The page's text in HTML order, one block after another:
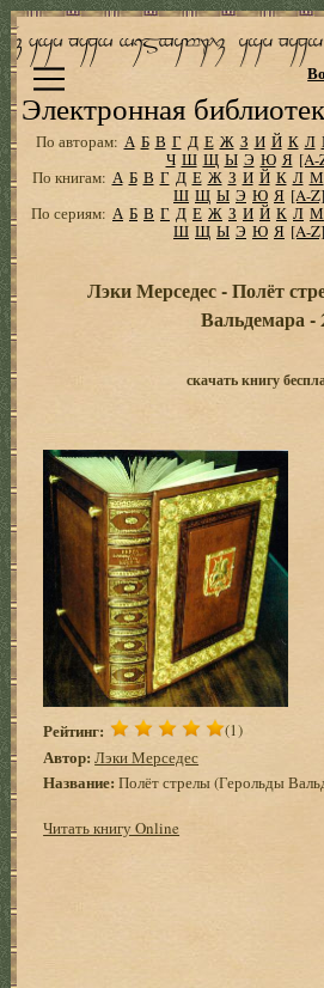
Электронная
По авторам: А Б В Г Д Е Ж З И Й К Л
Ч Ш Щ Ы Э Ю Я [A-
По книгам: А Б В Г Д Е Ж З И Й К Л М
Ш Щ Ы Э Ю Я [A-Z]
По сериям: А Б В Г Д Е Ж З И Й К Л М
Ш Щ Ы Э Ю Я [A-Z]
Лэки Мерседес - Полёт
Вальдемара -
скачать книгу
Рейтинг: (1)
Автор: Лэки Мерседес
Название: Полёт стрелы (Герольды
Читать книгу Online